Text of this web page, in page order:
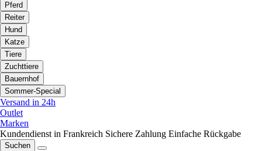
Pferd
Reiter
Hund
Katze
Tiere
Zuchttiere
Bauernhof
Sommer-Special
Versand in 24h
Outlet
Marken
Kundendienst in Frankreich Sichere Zahlung Einfache Rückgabe
Suchen